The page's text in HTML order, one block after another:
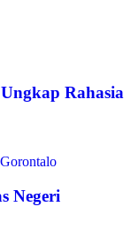
Rahasia
Negeri